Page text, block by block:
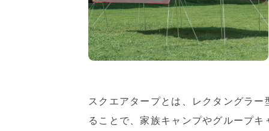
スクエアタープとは、レクタングラ
ることで、家族キャンプやグループ